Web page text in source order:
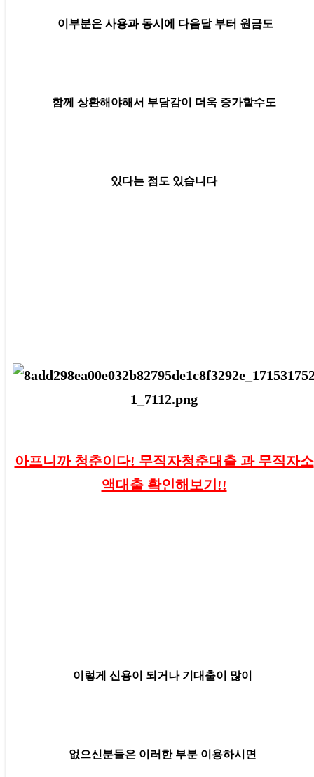
이부분은 사용과 동시에 다음달 부터 원금도
함께 상환해야해서 부담감이 더욱 증가할수도
있다는 점도 있습니다
아프니까 청춘이다! 무직자청춘대출 과 무직자소
액대출 확인해보기!!
이렇게 신용이 되거나 기대출이 많이
없으신분들은 이러한 부분 이용하시면